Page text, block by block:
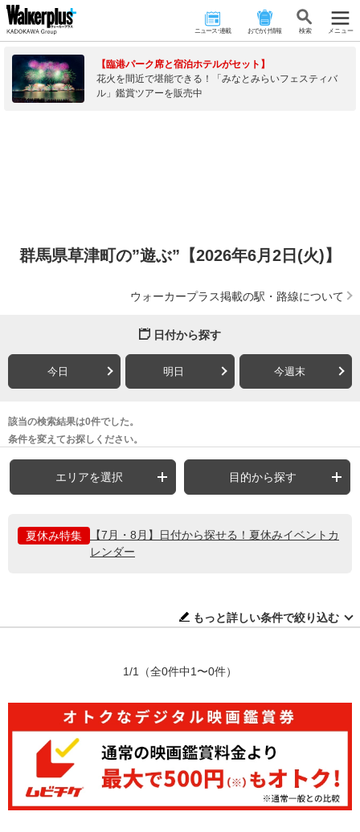
ニュース･連載 おでかけ情報 検 索 メニュー
【臨港パーク席と宿泊ホテルがセット】
花火を間近で堪能できる！「みなとみらいフェスティバ
ル」鑑賞ツアーを販売中
群馬県草津町の”遊ぶ”【2026年6月2日(火)】
ウォーカープラス掲載の駅・路線について
日付から探す
今日 明日 今週末
該当の検索結果は0件でした。
条件を変えてお探しください。
エリアを選択 目的から探す
夏休み特集
【7月・8月】日付から探せる！夏休みイベントカ
レンダー
もっと詳しい条件で絞り込む
1/1 （全0件中1〜0件）